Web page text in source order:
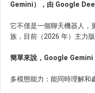
Gemini），由 Google
它不僅是一個聊天機器人，
族，目前（2026 年）主力
簡單來說，Google Gemini
多模態能力：能同時理解和